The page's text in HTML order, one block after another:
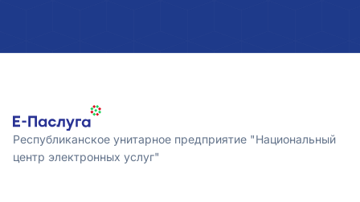
Республиканское унитарное предприятие "Национальный
центр электронных услуг"